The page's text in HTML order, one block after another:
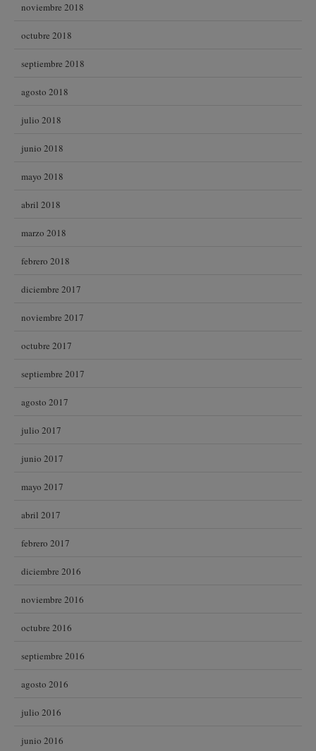
noviembre 2018
octubre 2018
septiembre 2018
agosto 2018
julio 2018
junio 2018
mayo 2018
abril 2018
marzo 2018
febrero 2018
diciembre 2017
noviembre 2017
octubre 2017
septiembre 2017
agosto 2017
julio 2017
junio 2017
mayo 2017
abril 2017
febrero 2017
diciembre 2016
noviembre 2016
octubre 2016
septiembre 2016
agosto 2016
julio 2016
junio 2016